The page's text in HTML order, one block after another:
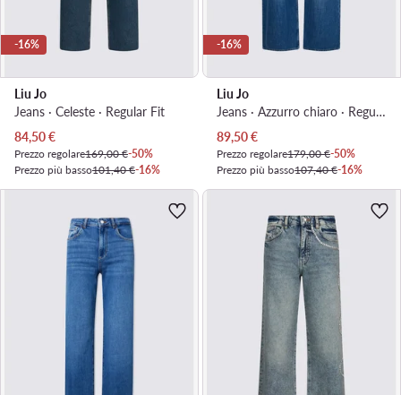
-16%
Liu Jo
Jeans · Celeste · Regular Fit
Prezzo attuale
84,50€
Prezzo regolare169,00 €-50%
Prezzo più basso101,40 €-16%
-16%
Liu Jo
Jeans · Azzurro chiaro · Regular Fit
Prezzo attuale
89,50€
Prezzo regolare179,00 €-50%
Prezzo più basso107,40 €-16%